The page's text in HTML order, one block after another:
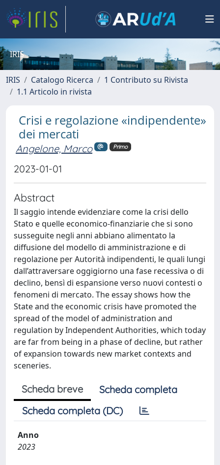
IRIS
IRIS Catalogo Ricerca
1 Contributo su Rivista
1.1 Articolo in rivista
Crisi e regolazione «indipendente»
dei mercati
Angelone, Marco Primo
2023-01-01
Abstract
Il saggio intende evidenziare come la crisi dello
Stato e quelle economico-finanziarie che si sono
susseguite negli anni abbiano alimentato la
diffusione del modello di amministrazione e di
regolazione per Autorità indipendenti, le quali lungi
dall’attraversare oggigiorno una fase recessiva o di
declino, bensì di espansione verso nuovi contesti o
fenomeni di mercato. The essay shows how the
State and the economic crisis have promoted the
spread of the model of administration and
regulation by Independent Authorities, which today
are far from being in a phase of decline, but rather
of expansion towards new market contexts and
sceneries.
Scheda breve
Scheda completa
Scheda completa (DC)
Anno
2023